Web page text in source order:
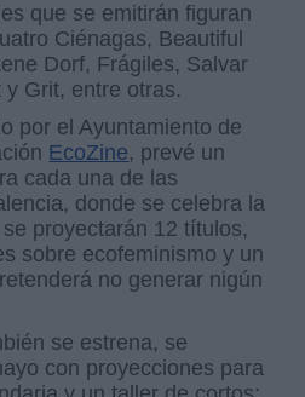
que se emitirán figuran
Ciénagas, Beautiful
Dorf, Frágiles, Salvar
Grit, entre otras.
por el Ayuntamiento de
EcoZine, prevé un
cada una de las
donde se celebra la
proyectarán 12 títulos,
sobre ecofeminismo y un
no generar nigún
se estrena, se
con proyecciones para